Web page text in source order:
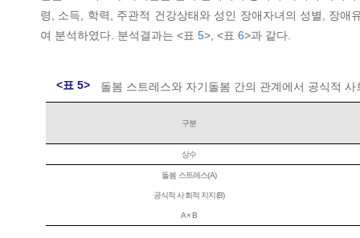
령, 소득, 학력, 주관적 건강상태와 성인 장애자녀의 성별, 장
여 분석하였다. 분석결과는 <표 5>, <표 6>과 같다.
<표 5> 돌봄 스트레스와 자기돌봄 간의 관계에서 공식적
구분
상수
돌봄 스트레스(A)
공식적 사회적 지지(B)
A × B